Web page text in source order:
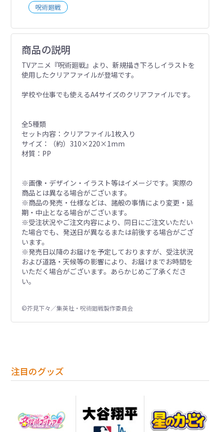
呪術廻戦
商品の説明
TVアニメ『呪術廻戦』より、新規描き下ろしイラストを
使用したクリアファイルが登場です。
学校や仕事でも使えるA4サイズのクリアファイルです。
全5種類
セット内容：クリアファイル1枚入り
サイズ：（約）310×220×1mm
材質：PP
※画像・デザイン・イラスト等はイメージです。実際の
商品とは異なる場合がございます。
※商品の発売・仕様などは、諸般の事情により変更・延
期・中止となる場合がございます。
※受注状況やご注文内容により、同日にご注文いただい
た場合でも、発送日が異なるまたは前後する場合がござ
います。
※発売日以降のお届けを予定しておりますが、受注状況
および道路・天候等の影響により、お届けまでお時間を
いただく場合がございます。あらかじめご了承くださ
い。
©芥見下々／集英社・呪術廻戦製作委員会
注目のグッズ